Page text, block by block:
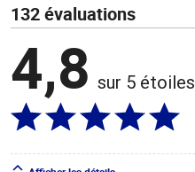
132 évaluations
4,8 sur 5 étoiles